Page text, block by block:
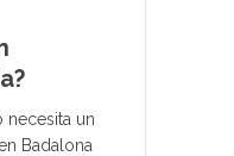
necesita un
Badalona